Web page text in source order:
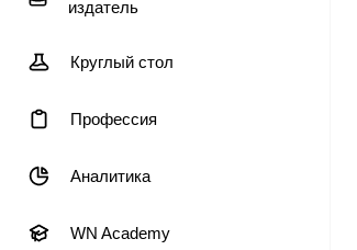
издатель
Круглый стол
Профессия
Аналитика
WN Academy